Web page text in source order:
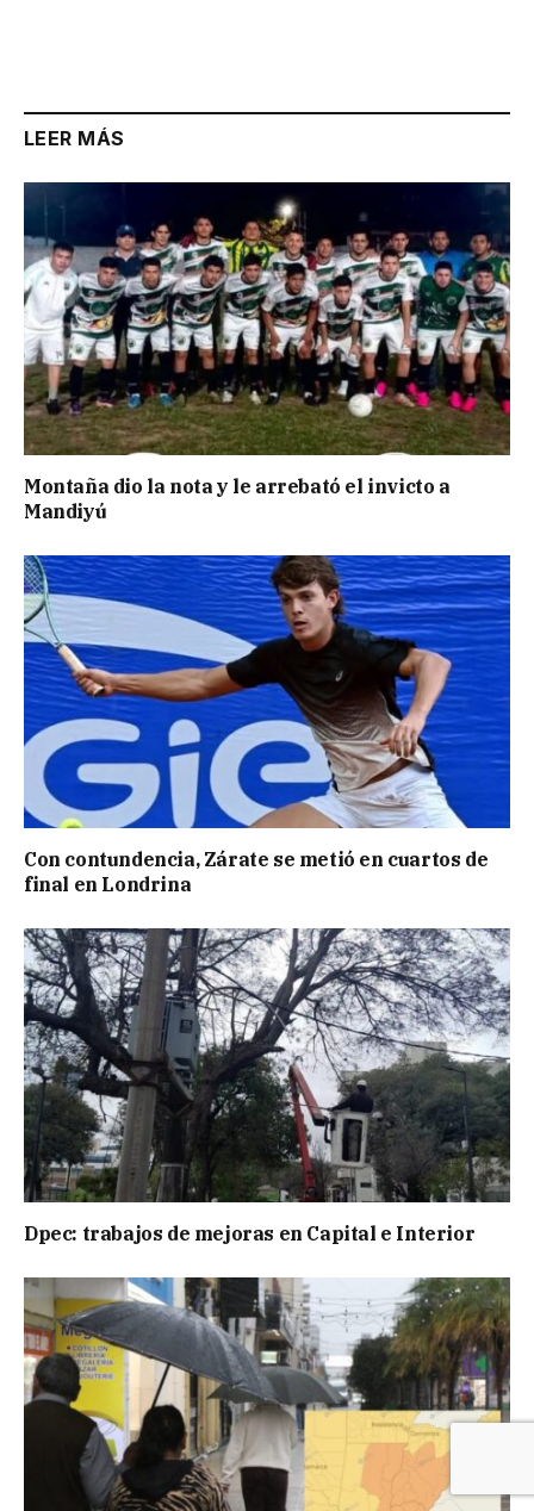
LEER MÁS
Montaña dio la nota y le arrebató el invicto a
Mandiyú
Con contundencia, Zárate se metió en cuartos de
final en Londrina
Dpec: trabajos de mejoras en Capital e Interior